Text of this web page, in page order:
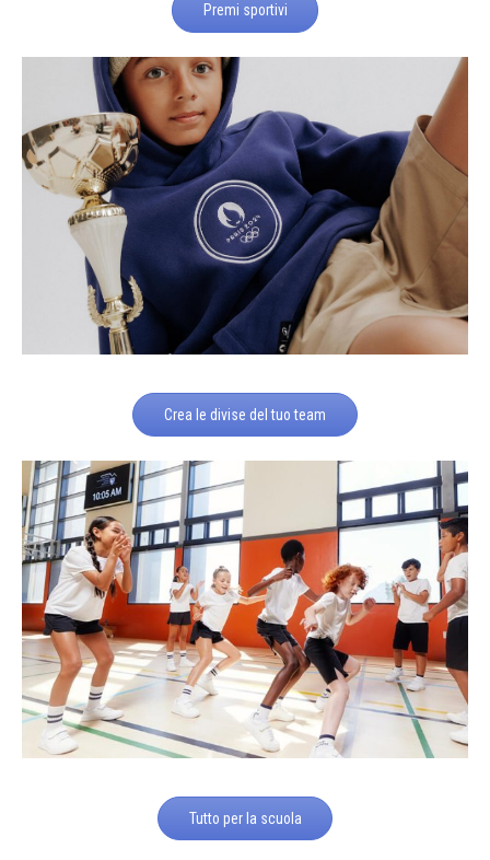
Premi sportivi
Crea le divise del tuo team
Tutto per la scuola